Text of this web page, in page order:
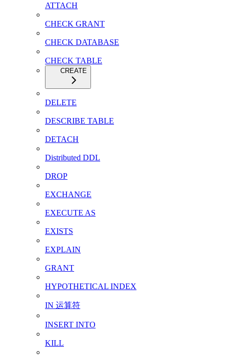
ATTACH
CHECK GRANT
CHECK DATABASE
CHECK TABLE
CREATE
DELETE
DESCRIBE TABLE
DETACH
Distributed DDL
DROP
EXCHANGE
EXECUTE AS
EXISTS
EXPLAIN
GRANT
HYPOTHETICAL INDEX
IN 运算符
INSERT INTO
KILL